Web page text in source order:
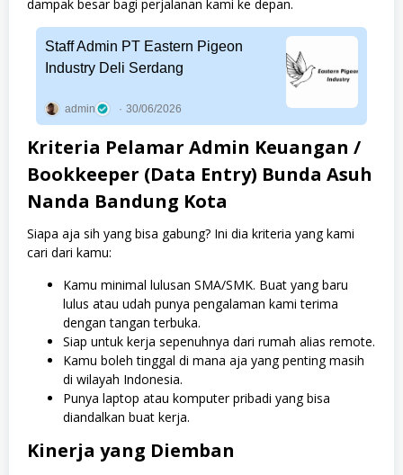
dampak besar bagi perjalanan kami ke depan.
Staff Admin PT Eastern Pigeon
Industry Deli Serdang
admin 30/06/2026
Kriteria Pelamar Admin Keuangan /
Bookkeeper (Data Entry) Bunda Asuh
Nanda Bandung Kota
Siapa aja sih yang bisa gabung? Ini dia kriteria yang kami
cari dari kamu:
Kamu minimal lulusan SMA/SMK. Buat yang baru
lulus atau udah punya pengalaman kami terima
dengan tangan terbuka.
Siap untuk kerja sepenuhnya dari rumah alias remote.
Kamu boleh tinggal di mana aja yang penting masih
di wilayah Indonesia.
Punya laptop atau komputer pribadi yang bisa
diandalkan buat kerja.
Kinerja yang Diemban